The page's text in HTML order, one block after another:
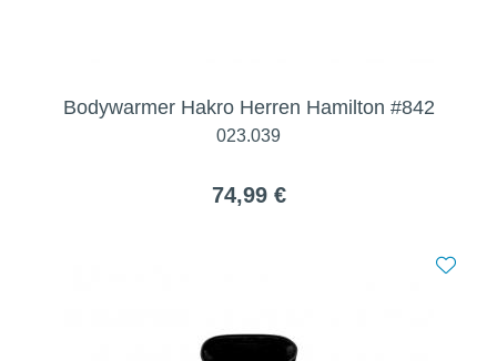
Bodywarmer Hakro Herren Hamilton #842
023.039
74,99 €